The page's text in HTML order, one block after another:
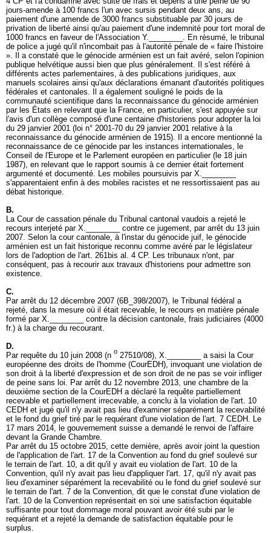
jours-amende à 100 francs l'un avec sursis pendant deux ans, au
paiement d'une amende de 3000 francs substituable par 30 jours de
privation de liberté ainsi qu'au paiement d'une indemnité pour tort moral de
1000 francs en faveur de l'Association Y.________. En résumé, le tribunal
de police a jugé qu'il n'incombait pas à l'autorité pénale de « faire l'histoire
». Il a constaté que le génocide arménien est un fait avéré, selon l'opinion
publique helvétique aussi bien que plus généralement. Il s'est référé à
différents actes parlementaires, à des publications juridiques, aux
manuels scolaires ainsi qu'aux déclarations émanant d'autorités politiques
fédérales et cantonales. Il a également souligné le poids de la
communauté scientifique dans la reconnaissance du génocide arménien
par les États en relevant que la France, en particulier, s'est appuyée sur
l'avis d'un collège composé d'une centaine d'historiens pour adopter la loi
du 29 janvier 2001 (loi n° 2001-70 du 29 janvier 2001 relative à la
reconnaissance du génocide arménien de 1915). Il a encore mentionné la
reconnaissance de ce génocide par les instances internationales, le
Conseil de l'Europe et le Parlement européen en particulier (le 18 juin
1987), en relevant que le rapport soumis à ce dernier était fortement
argumenté et documenté. Les mobiles poursuivis par X.________
s'apparentaient enfin à des mobiles racistes et ne ressortissaient pas au
débat historique.
B.
La Cour de cassation pénale du Tribunal cantonal vaudois a rejeté le
recours interjeté par X.________ contre ce jugement, par arrêt du 13 juin
2007. Selon la cour cantonale, à l'instar du génocide juif, le génocide
arménien est un fait historique reconnu comme avéré par le législateur
lors de l'adoption de l'art. 261bis al. 4 CP. Les tribunaux n'ont, par
conséquent, pas à recourir aux travaux d'historiens pour admettre son
existence.
C.
Par arrêt du 12 décembre 2007 (6B_398/2007), le Tribunal fédéral a
rejeté, dans la mesure où il était recevable, le recours en matière pénale
formé par X.________ contre la décision cantonale, frais judiciaires (4000
fr.) à la charge du recourant.
D.
Par requête du 10 juin 2008 (n o 27510/08), X.________ a saisi la Cour
européenne des droits de l'homme (CourEDH), invoquant une violation de
son droit à la liberté d'expression et de son droit de ne pas se voir infliger
de peine sans loi. Par arrêt du 12 novembre 2013, une chambre de la
deuxième section de la CourEDH a déclaré la requête partiellement
recevable et partiellement irrecevable, a conclu à la violation de l'art. 10
CEDH et jugé qu'il n'y avait pas lieu d'examiner séparément la recevabilité
et le fond du grief tiré par le requérant d'une violation de l'art. 7 CEDH. Le
17 mars 2014, le gouvernement suisse a demandé le renvoi de l'affaire
devant la Grande Chambre.
Par arrêt du 15 octobre 2015, cette dernière, après avoir joint la question
de l'application de l'art. 17 de la Convention au fond du grief soulevé sur
le terrain de l'art. 10, a dit qu'il y avait eu violation de l'art. 10 de la
Convention, qu'il n'y avait pas lieu d'appliquer l'art. 17, qu'il n'y avait pas
lieu d'examiner séparément la recevabilité ou le fond du grief soulevé sur
le terrain de l'art. 7 de la Convention, dit que le constat d'une violation de
l'art. 10 de la Convention représentait en soi une satisfaction équitable
suffisante pour tout dommage moral pouvant avoir été subi par le
requérant et a rejeté la demande de satisfaction équitable pour le
surplus.